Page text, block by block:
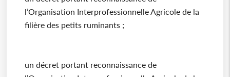
l’Organisation Interprofessionnelle Agricole de la
filière des petits ruminants ;
un décret portant reconnaissance de